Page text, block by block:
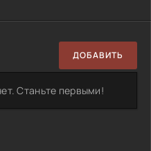
ДОБАВИТЬ
Станьте первыми!